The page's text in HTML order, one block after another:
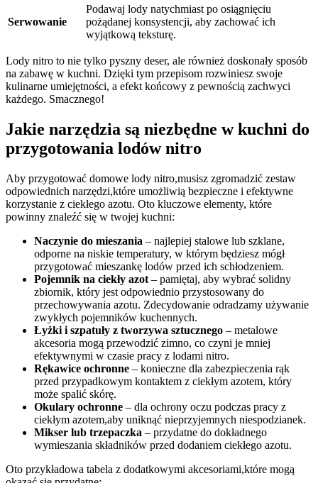
Serwowanie
Podawaj lody natychmiast po osiągnięciu
pożądanej konsystencji, aby zachować ich
‌wyjątkową teksturę.
Lody nitro to nie tylko pyszny deser, ale również doskonały sposób
na zabawę w kuchni. Dzięki tym przepisom rozwiniesz swoje‍
kulinarne ⁤umiejętności, ⁣a efekt końcowy z pewnością zachwyci
każdego. Smacznego!
Jakie narzędzia są niezbędne ⁣w kuchni do
przygotowania lodów nitro
Aby przygotować domowe lody nitro,musisz⁣ zgromadzić zestaw
odpowiednich narzędzi,które umożliwią bezpieczne i efektywne
korzystanie z ciekłego azotu. Oto kluczowe elementy, które
powinny znaleźć się w twojej ‍kuchni:
Naczynie do mieszania – najlepiej stalowe​ lub ​szklane,
odporne na niskie temperatury, ‌w którym będziesz mógł
przygotować ⁢mieszankę lodów przed ich schłodzeniem.
Pojemnik na‌ ciekły ‍azot ⁣– pamiętaj, aby wybrać solidny
zbiornik, ⁢który jest odpowiednio przystosowany​ do
przechowywania azotu. Zdecydowanie odradzamy używanie
zwykłych pojemników kuchennych.
Łyżki i ⁤szpatuły z ⁤tworzywa‌ sztucznego – metalowe
akcesoria mogą ‍przewodzić zimno, co czyni je mniej
efektywnymi w czasie ​pracy z lodami nitro.
Rękawice ochronne – konieczne dla zabezpieczenia rąk
‌przed przypadkowym‌ kontaktem z ⁢ciekłym‍ azotem, który
może spalić skórę.
Okulary ochronne – ⁢dla ochrony oczu podczas pracy z
ciekłym azotem,aby uniknąć nieprzyjemnych niespodzianek.
Mikser lub trzepaczka – przydatne ​do⁤ dokładnego ​
wymieszania ​składników przed⁤ dodaniem ciekłego azotu.
Oto przykładowa tabela z dodatkowymi akcesoriami,które mogą